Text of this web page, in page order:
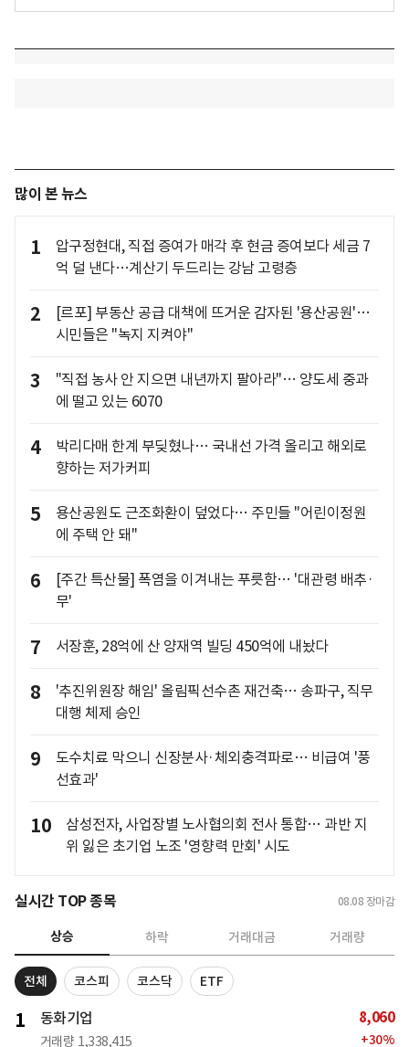
많이 본 뉴스
1
압구정현대, 직접 증여가 매각 후 현금 증여보다 세금 7
억 덜 낸다…계산기 두드리는 강남 고령층
2
[르포] 부동산 공급 대책에 뜨거운 감자된 '용산공원'…
시민들은 "녹지 지켜야"
3
"직접 농사 안 지으면 내년까지 팔아라"… 양도세 중과
에 떨고 있는 6070
4
박리다매 한계 부딪혔나… 국내선 가격 올리고 해외로
향하는 저가커피
5
용산공원도 근조화환이 덮었다… 주민들 "어린이정원
에 주택 안 돼"
6
[주간 특산물] 폭염을 이겨내는 푸릇함… '대관령 배추·
무'
7 서장훈, 28억에 산 양재역 빌딩 450억에 내놨다
8
'추진위원장 해임' 올림픽선수촌 재건축… 송파구, 직무
대행 체제 승인
9
도수치료 막으니 신장분사·체외충격파로… 비급여 '풍
선효과'
10
삼성전자, 사업장별 노사협의회 전사 통합… 과반 지
위 잃은 초기업 노조 '영향력 만회' 시도
실시간 TOP 종목 08.08 장마감
상승 하락 거래대금 거래량
전체 코스피 코스닥 ETF
1 동화기업
거래량 1,338,415
8,060
+30%